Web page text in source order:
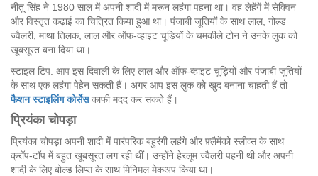
नीतू सिंह ने 1980 साल में अपनी शादी में मरून लहंगा पहना था। वह लेहेंगें में सेक्विन
और विस्तृत कढ़ाई का चित्रित किया हुआ था। पंजाबी जूतियों के साथ लाल, गोल्ड
ज्वैलरी, माथा तिलक, लाल और ऑफ-व्हाइट चूड़ियों के चमकीले टोन ने उनके लुक को
खूबसूरत बना दिया था।
स्टाइल टिप: आप इस दिवाली के लिए लाल और ऑफ-व्हाइट चूड़ियों और पंजाबी जूतियों
के साथ एक लहंगा पेहेन सकती हैं। अगर आप इस लुक को खुद बनाना चाहती हैं तो
फैशन स्टाइलिंग कोर्सेसकाफी मदद कर सकते हैं।
प्रियंका चोपड़ा
प्रियंका चोपड़ा अपनी शादी में पारंपरिक बहुरंगी लहंगे और फ़्लैमेंको स्लीव्स के साथ
क्रॉप-टॉप में बहुत खूबसूरत लग रही थीं। उन्होंने हेरलूम ज्वैलरी पहनी थी और अपनी
शादी के लिए बोल्ड लिप्स के साथ मिनिमल मेकअप किया था।